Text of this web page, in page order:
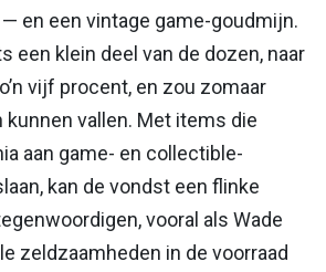
en een vintage game-goudmijn.
een klein deel van de dozen, naar
vijf procent, en zou zomaar
kunnen vallen. Met items die
aan game- en collectible-
kan de vondst een flinke
vooral als Wade
zeldzaamheden in de voorraad